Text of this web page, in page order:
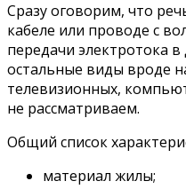
Сразу оговорим, что
кабеле или проводе с
передачи электротока
остальные виды вроде
телевизионных,
не рассматриваем.
Общий список
материал жилы;